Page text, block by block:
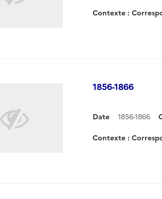
Contexte :
1856-1866
Date 1856-1866
Contexte :